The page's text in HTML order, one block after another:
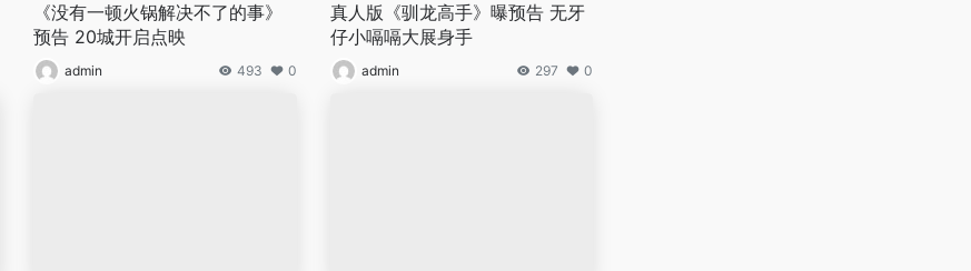
《没有一顿火锅解决不了的事》
预告 20城开启点映
admin 493 0
真人版《驯龙高手》曝预告 无牙
仔小嗝嗝大展身手
admin 297 0